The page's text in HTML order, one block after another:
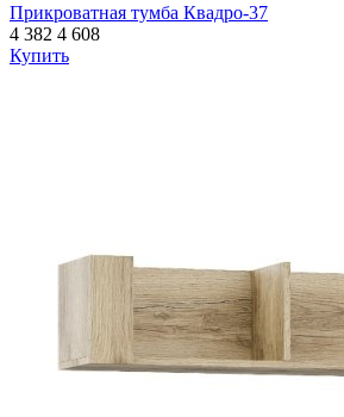
Прикроватная тумба Квадро-37
4 382 4 608
Купить